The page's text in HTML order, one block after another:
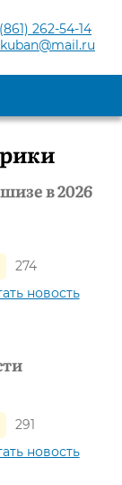
(861) 262-54-14
в 2026
274
новость
291
новость